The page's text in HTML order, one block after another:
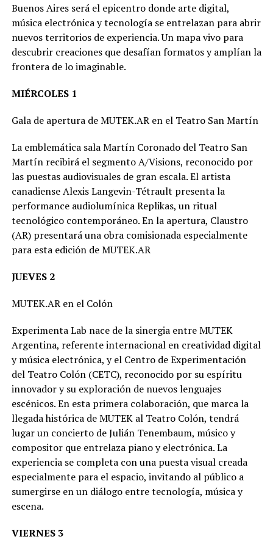
Buenos Aires será el epicentro donde arte digital,
música electrónica y tecnología se entrelazan para abrir
nuevos territorios de experiencia. Un mapa vivo para
descubrir creaciones que desafían formatos y amplían la
frontera de lo imaginable.
MIÉRCOLES 1
Gala de apertura de MUTEK.AR en el Teatro San Martín
La emblemática sala Martín Coronado del Teatro San
Martín recibirá el segmento A/Visions, reconocido por
las puestas audiovisuales de gran escala. El artista
canadiense Alexis Langevin-Tétrault presenta la
performance audiolumínica Replikas, un ritual
tecnológico contemporáneo. En la apertura, Claustro
(AR) presentará una obra comisionada especialmente
para esta edición de MUTEK.AR
JUEVES 2
MUTEK.AR en el Colón
Experimenta Lab nace de la sinergia entre MUTEK
Argentina, referente internacional en creatividad digital
y música electrónica, y el Centro de Experimentación
del Teatro Colón (CETC), reconocido por su espíritu
innovador y su exploración de nuevos lenguajes
escénicos. En esta primera colaboración, que marca la
llegada histórica de MUTEK al Teatro Colón, tendrá
lugar un concierto de Julián Tenembaum, músico y
compositor que entrelaza piano y electrónica. La
experiencia se completa con una puesta visual creada
especialmente para el espacio, invitando al público a
sumergirse en un diálogo entre tecnología, música y
escena.
VIERNES 3